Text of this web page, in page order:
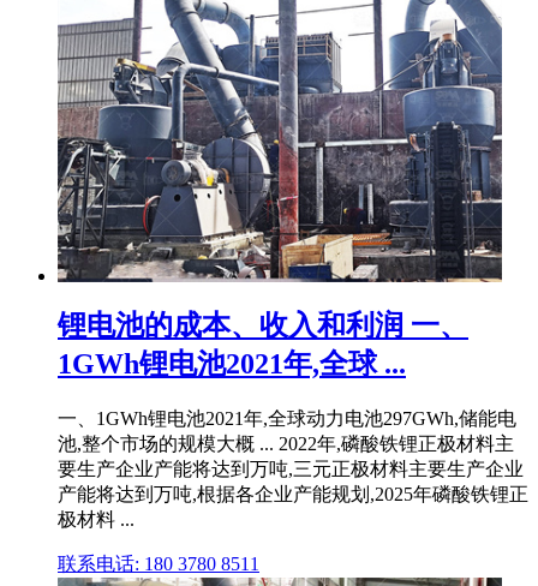
锂电池的成本、收入和利润 一、
1GWh锂电池2021年,全球 ...
一、1GWh锂电池2021年,全球动力电池297GWh,储能电
池,整个市场的规模大概 ... 2022年,磷酸铁锂正极材料主
要生产企业产能将达到万吨,三元正极材料主要生产企业
产能将达到万吨,根据各企业产能规划,2025年磷酸铁锂正
极材料 ...
联系电话: 180 3780 8511